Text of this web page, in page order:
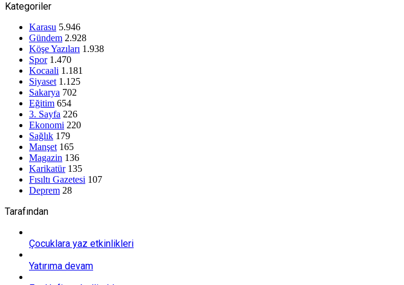
Kategoriler
Karasu 5.946
Gündem 2.928
Köşe Yazıları 1.938
Spor 1.470
Kocaali 1.181
Siyaset 1.125
Sakarya 702
Eğitim 654
3. Sayfa 226
Ekonomi 220
Sağlık 179
Manşet 165
Magazin 136
Karikatür 135
Fısıltı Gazetesi 107
Deprem 28
Tarafından
Çocuklara yaz etkinlikleri
Yatırıma devam